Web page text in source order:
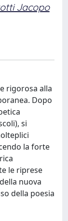
Jacopo
rigorosa alla
Dopo
si
la forte
le riprese
nuova
della poesia